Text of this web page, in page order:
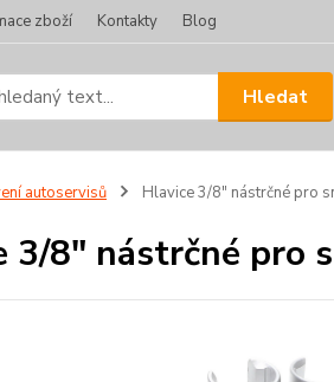
zboží Kontakty Blog
Hledat
autoservisů Hlavice 3/8" nástrčné pro
3/8" nástrčné pro